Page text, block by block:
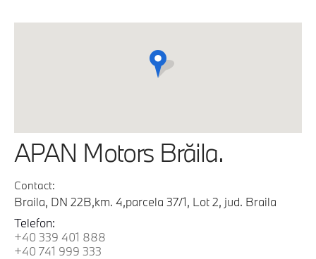
APAN Motors Brăila.
Contact:
Braila, DN 22B,km. 4,parcela 37/1, Lot 2, jud. Braila
Telefon:
+40 339 401 888
+40 741 999 333